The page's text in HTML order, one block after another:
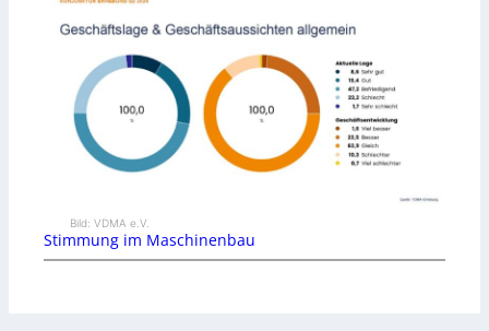
Bild: VDMA e.V.
Stimmung im Maschinenbau